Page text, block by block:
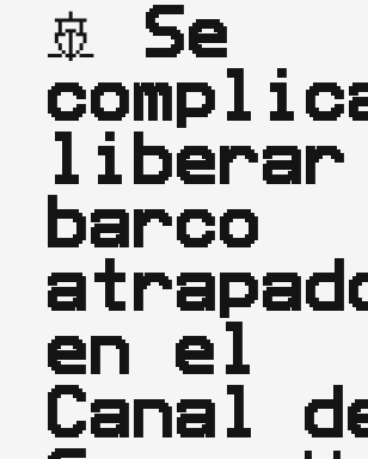
🚢 Se
liberar
barco
en el
Canal